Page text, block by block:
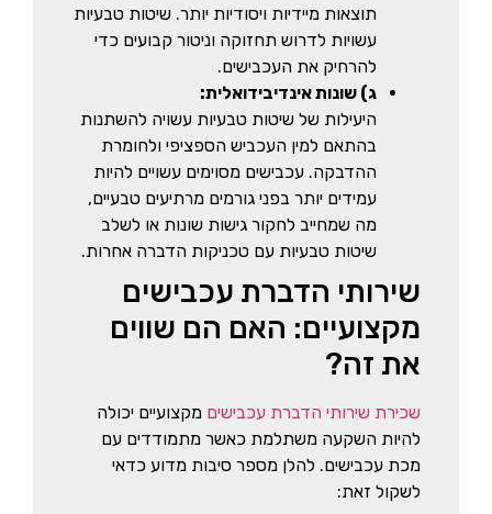
תוצאות מיידיות ויסודיות יותר. שיטות טבעיות
עשויות לדרוש תחזוקה וניטור קבועים כדי
להרחיק את העכבישים.
ג) שונות אינדיבידואלית:
היעילות של שיטות טבעיות עשויה להשתנות
בהתאם למין העכביש הספציפי ולחומרת
ההדבקה. עכבישים מסוימים עשויים להיות
עמידים יותר בפני גורמים מרתיעים טבעיים,
מה שמחייב לחקור גישות שונות או לשלב
שיטות טבעיות עם טכניקות הדברה אחרות.
שירותי הדברת עכבישים
מקצועיים: האם הם שווים
את זה?
שכירת שירותי הדברת עכבישים מקצועיים יכולה
להיות השקעה משתלמת כאשר מתמודדים עם
מכת עכבישים. להלן מספר סיבות מדוע כדאי
לשקול זאת: